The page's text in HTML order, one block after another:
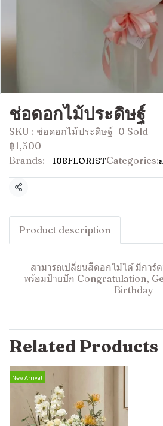
ช่อดอกไม้ประดิษฐ์
SKU : ช่อดอกไม้ประดิษฐ์ 0 Sold
฿1,500
Brands:
108FLORISTCategories:
Share
Product description
สามารถเปลี่ยนสีดอกไม้ได้ มีการ์
พร้อมป้ายปัก Congratulation,
Birthday
Related Products
New Arrival